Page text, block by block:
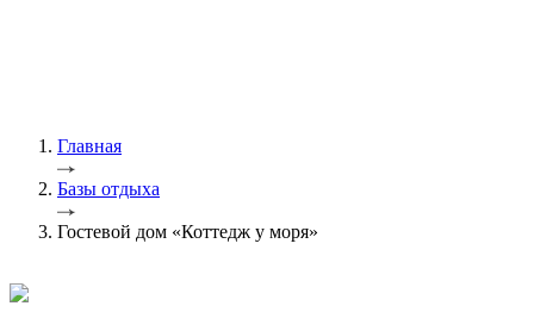
Главная
Базы отдыха
Гостевой дом «Коттедж у моря»